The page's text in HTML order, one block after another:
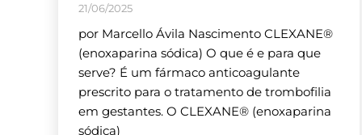
21/06/2025
por Marcello Ávila Nascimento CLEXANE®
(enoxaparina sódica) O que é e para que
serve? É um fármaco anticoagulante
prescrito para o tratamento de trombofilia
em gestantes. O CLEXANE® (enoxaparina
sódica)